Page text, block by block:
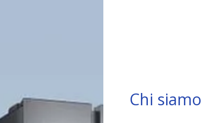
Chi siamo